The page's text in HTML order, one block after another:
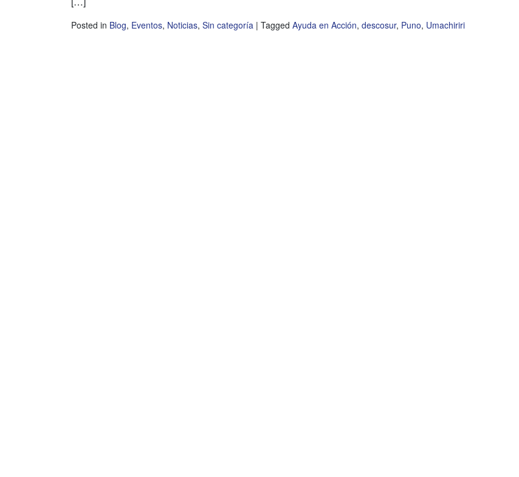
Posted in Blog, Eventos, Noticias, Sin categoría | Tagged Ayuda en Acción, descosur, Puno, Umachiriri